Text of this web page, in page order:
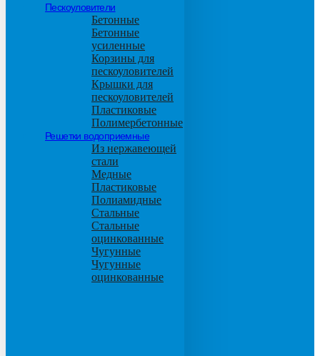
Пескоуловители
Бетонные
Бетонные
усиленные
Корзины для
пескоуловителей
Крышки для
пескоуловителей
Пластиковые
Полимербетонные
Решетки водоприемные
Из нержавеющей
стали
Медные
Пластиковые
Полиамидные
Стальные
Стальные
оцинкованные
Чугунные
Чугунные
оцинкованные